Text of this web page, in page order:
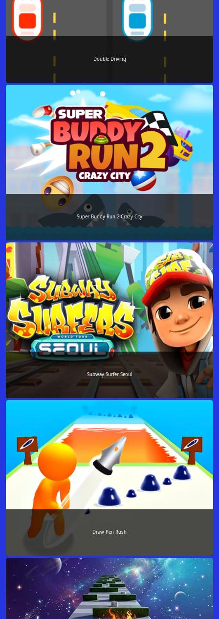
Double Driving
Super Buddy Run 2 Crazy City
Subway Surfer Seoul
Draw Pen Rush